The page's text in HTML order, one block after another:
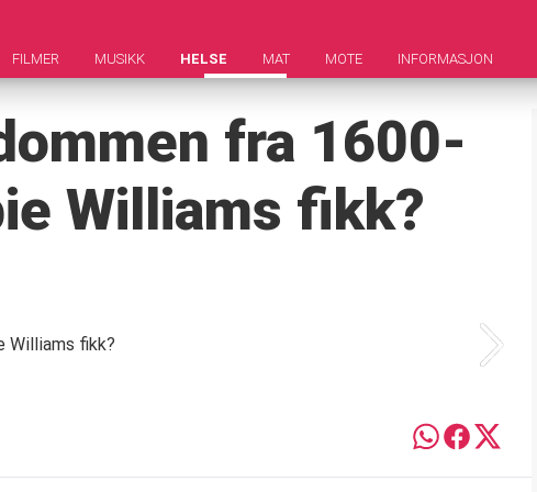
FILMER MUSIKK HELSE MAT MOTE INFORMASJON
fra 1600-
Williams fikk?